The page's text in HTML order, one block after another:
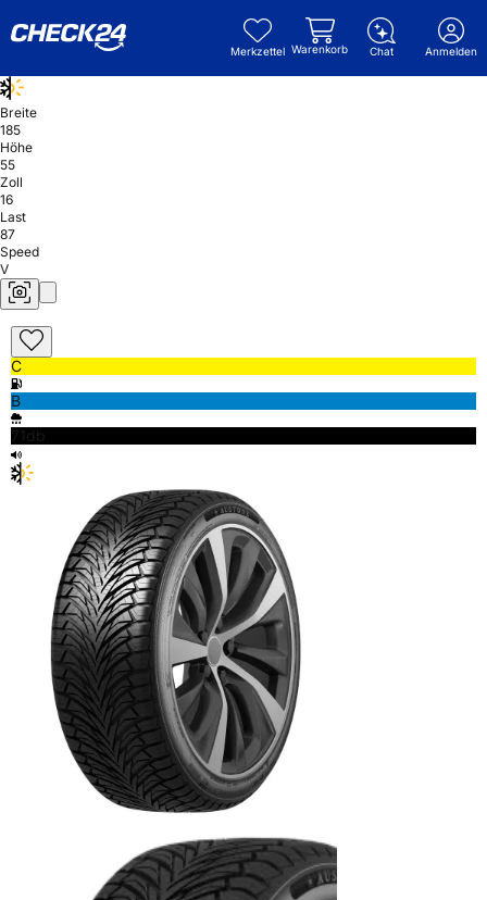
Merkzettel Warenkorb Chat Anmelden
Breite
185
Höhe
55
Zoll
16
Last
87
Speed
V
C
B
71db